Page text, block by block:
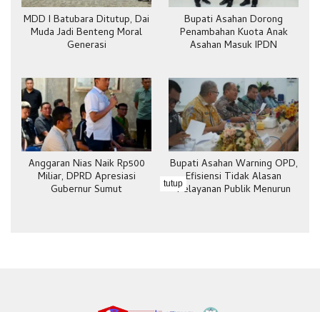
MDD I Batubara Ditutup, Dai
Muda Jadi Benteng Moral
Generasi
Bupati Asahan Dorong
Penambahan Kuota Anak
Asahan Masuk IPDN
Anggaran Nias Naik Rp500
Miliar, DPRD Apresiasi
Gubernur Sumut
Bupati Asahan Warning OPD,
Efisiensi Tidak Alasan
Pelayanan Publik Menurun
tutup